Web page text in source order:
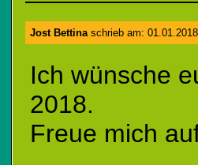
Jost Bettinaschrieb am:
Ich wünsche
2018.
Freue mich